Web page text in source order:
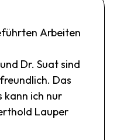
Arbeiten
Dr. Suat sind
Das
kann ich nur
Lauper